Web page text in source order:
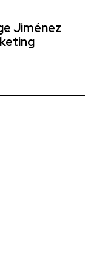
Jiménez